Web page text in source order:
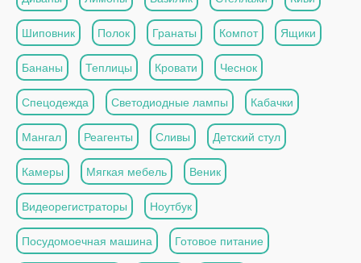
Шиповник Полок Гранаты Компот Ящики
Бананы Теплицы Кровати Чеснок
Спецодежда Светодиодные лампы Кабачки
Мангал Реагенты Сливы Детский стул
Камеры Мягкая мебель Веник
Видеорегистраторы Ноутбук
Посудомоечная машина Готовое питание